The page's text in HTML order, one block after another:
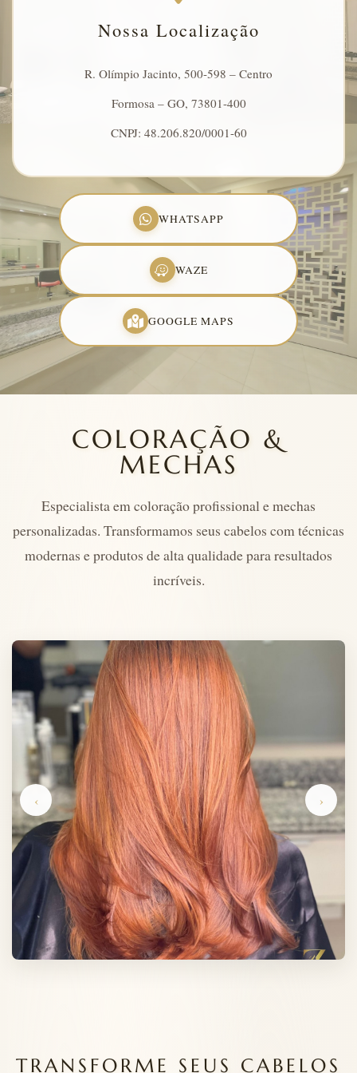
Nossa Localização
R. Olímpio Jacinto, 500-598 – Centro
Formosa – GO, 73801-400
CNPJ: 48.206.820/0001-60
WHATSAPP
WAZE
GOOGLE MAPS
COLORAÇÃO &
MECHAS
Especialista em coloração profissional e mechas
personalizadas. Transformamos seus cabelos com técnicas
modernas e produtos de alta qualidade para resultados
incríveis.
‹ ›
TRANSFORME SEUS CABELOS